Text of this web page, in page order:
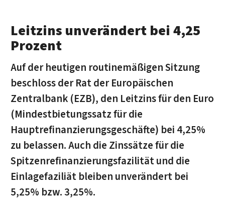
Leitzins unverändert bei 4,25
Prozent
Auf der heutigen routinemäßigen Sitzung
beschloss der Rat der Europäischen
Zentralbank (EZB), den Leitzins für den Euro
(Mindestbietungssatz für die
Hauptrefinanzierungsgeschäfte) bei 4,25%
zu belassen. Auch die Zinssätze für die
Spitzenrefinanzierungsfazilität und die
Einlagefaziliät bleiben unverändert bei
5,25% bzw. 3,25%.